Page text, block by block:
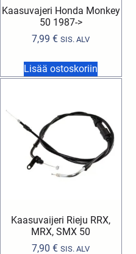
Kaasuvajeri Honda Monkey
50 1987->
7,99€ SIS. ALV
Lisää ostoskoriin
Kaasuvaijeri Rieju RRX,
MRX, SMX 50
7,90€ SIS. ALV